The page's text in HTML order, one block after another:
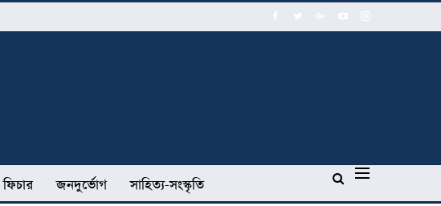
ফিচার জনদুর্ভোগ সাহিত্য-সংস্কৃতি